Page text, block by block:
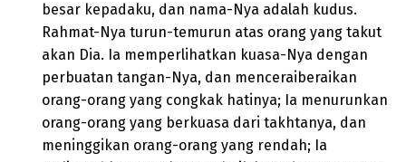
besar kepadaku, dan nama-Nya adalah kudus.
Rahmat-Nya turun-temurun atas orang yang takut
akan Dia. Ia memperlihatkan kuasa-Nya dengan
perbuatan tangan-Nya, dan menceraiberaikan
orang-orang yang congkak hatinya; Ia menurunkan
orang-orang yang berkuasa dari takhtanya, dan
meninggikan orang-orang yang rendah; Ia